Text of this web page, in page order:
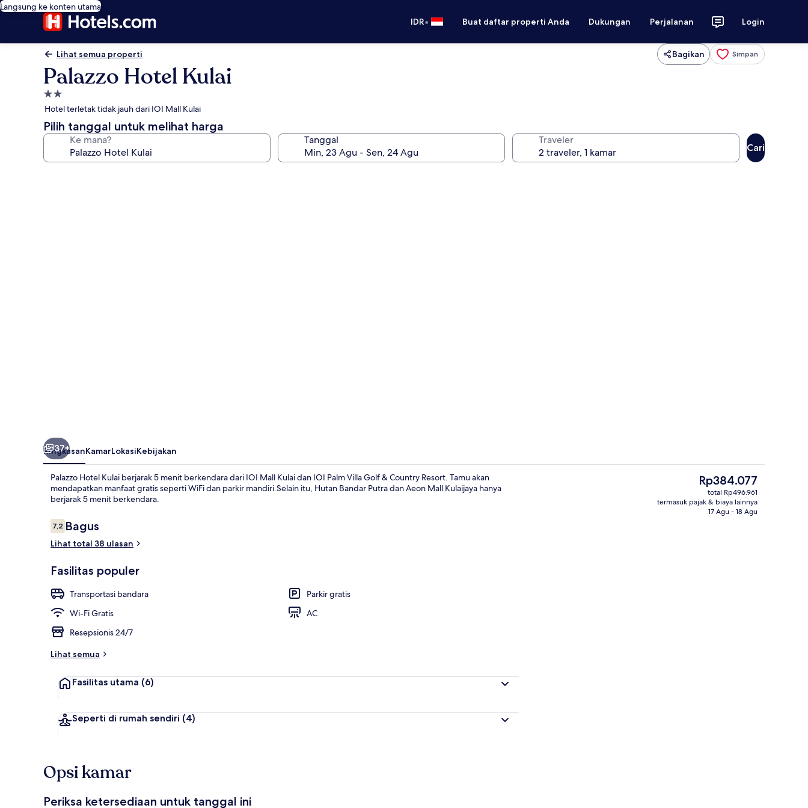
Langsung ke konten utama
IDR• Buat daftar properti Anda Dukungan Perjalanan Login
Lihat semua properti Bagikan Simpan
Palazzo Hotel Kulai
Properti
bintang
2.0
Hotel terletak tidak jauh dari IOI Mall Kulai
Pilih tanggal untuk melihat harga
Ke mana? Tanggal Traveler
Cari
37+
RingkasanKamarLokasiKebijakan
Palazzo Hotel Kulai berjarak 5 menit berkendara dari IOI Mall Kulai dan IOI Palm Villa Golf & Country Resort. Tamu akan
mendapatkan manfaat gratis seperti WiFi dan parkir mandiri.Selain itu, Hutan Bandar Putra dan Aeon Mall Kulaijaya hanya
berjarak 5 menit berkendara.
Ulasan
7,27,2 dari 10
Bagus
Lihat total 38 ulasan
Fasilitas populer
Transportasi bandara
Parkir gratis
Wi-Fi Gratis
AC
Resepsionis 24/7
Lihat semua
Fasilitas utama (6)
Seperti di rumah sendiri (4)
Harga
saat
ini
Rp384.077
Rp384.077
total Rp496.961
termasuk pajak & biaya lainnya
17 Agu - 18 Agu
Opsi kamar
Periksa ketersediaan untuk tanggal ini